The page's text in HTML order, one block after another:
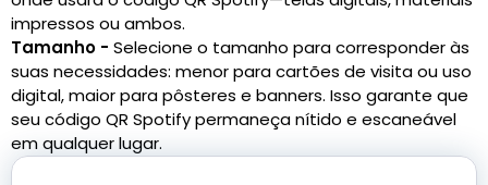
impressos ou ambos.
Tamanho - Selecione o tamanho para corresponder às
suas necessidades: menor para cartões de visita ou uso
digital, maior para pôsteres e banners. Isso garante que
seu código QR Spotify permaneça nítido e escaneável
em qualquer lugar.